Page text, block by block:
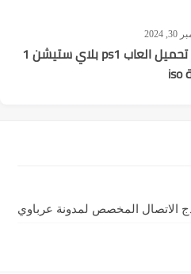
موقع تحميل العاب ps1 بلاي ستيشن 1